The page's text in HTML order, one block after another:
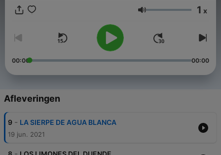
Volume 1 x
00:00 00:00
Afleveringen
9 - LA SIERPE DE AGUA BLANCA
19 jun. 2021